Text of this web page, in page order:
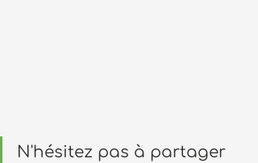
N'hésitez pas à partager